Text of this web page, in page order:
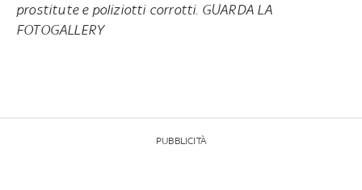
prostitute e poliziotti corrotti. GUARDA LA
FOTOGALLERY
PUBBLICITÀ